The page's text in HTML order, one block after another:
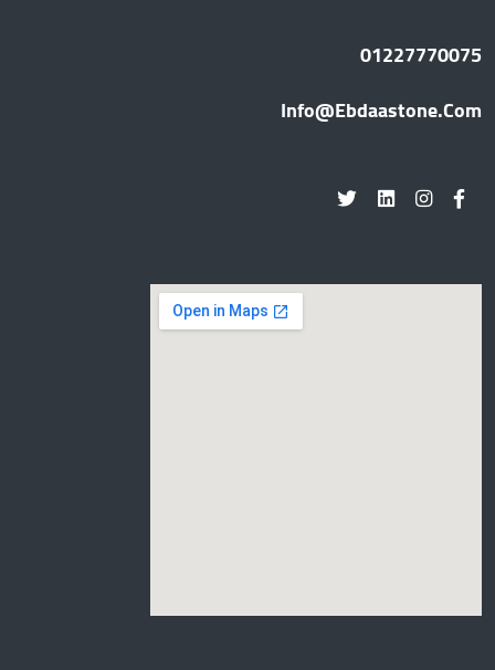
01227770075
Info@ebdaastone.com